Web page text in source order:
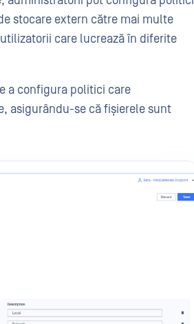
stocare extern către mai multe
care lucrează în diferite
a configura politici care
asigurându-se că fișierele sunt